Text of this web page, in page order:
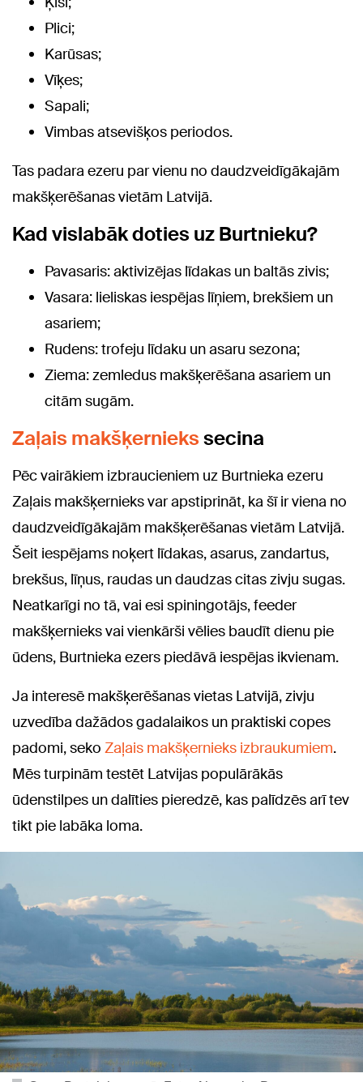
Plici;
Karūsas;
Vīķes;
Sapali;
Vimbas atsevišķos periodos.
Tas padara ezeru par vienu no daudzveidīgākajām
makšķerēšanas vietām Latvijā.
Kad vislabāk doties uz Burtnieku?
Pavasaris: aktivizējas līdakas un baltās zivis;
Vasara: lieliskas iespējas līņiem, brekšiem un
asariem;
Rudens: trofeju līdaku un asaru sezona;
Ziema: zemledus makšķerēšana asariem un
citām sugām.
Zaļais makšķerniekssecina
Pēc vairākiem izbraucieniem uz Burtnieka ezeru
Zaļais makšķernieks var apstiprināt, ka šī ir viena no
daudzveidīgākajām makšķerēšanas vietām Latvijā.
Šeit iespējams noķert līdakas, asarus, zandartus,
brekšus, līņus, raudas un daudzas citas zivju sugas.
Neatkarīgi no tā, vai esi spiningotājs, feeder
makšķernieks vai vienkārši vēlies baudīt dienu pie
ūdens, Burtnieka ezers piedāvā iespējas ikvienam.
Ja interesē makšķerēšanas vietas Latvijā, zivju
uzvedība dažādos gadalaikos un praktiski copes
padomi, seko Zaļais makšķernieks izbraukumiem.
Mēs turpinām testēt Latvijas populārākās
ūdenstilpes un dalīties pieredzē, kas palīdzēs arī tev
tikt pie labāka loma.